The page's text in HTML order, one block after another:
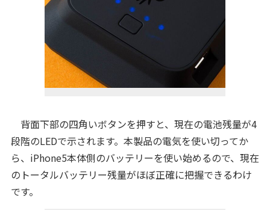
背面下部の四角いボタンを押すと、現在の電池残量が4
段階のLEDで示されます。本製品の電気を使い切ってか
ら、iPhone5本体側のバッテリーを使い始めるので、現在
のトータルバッテリー残量がほぼ正確に把握できるわけ
です。